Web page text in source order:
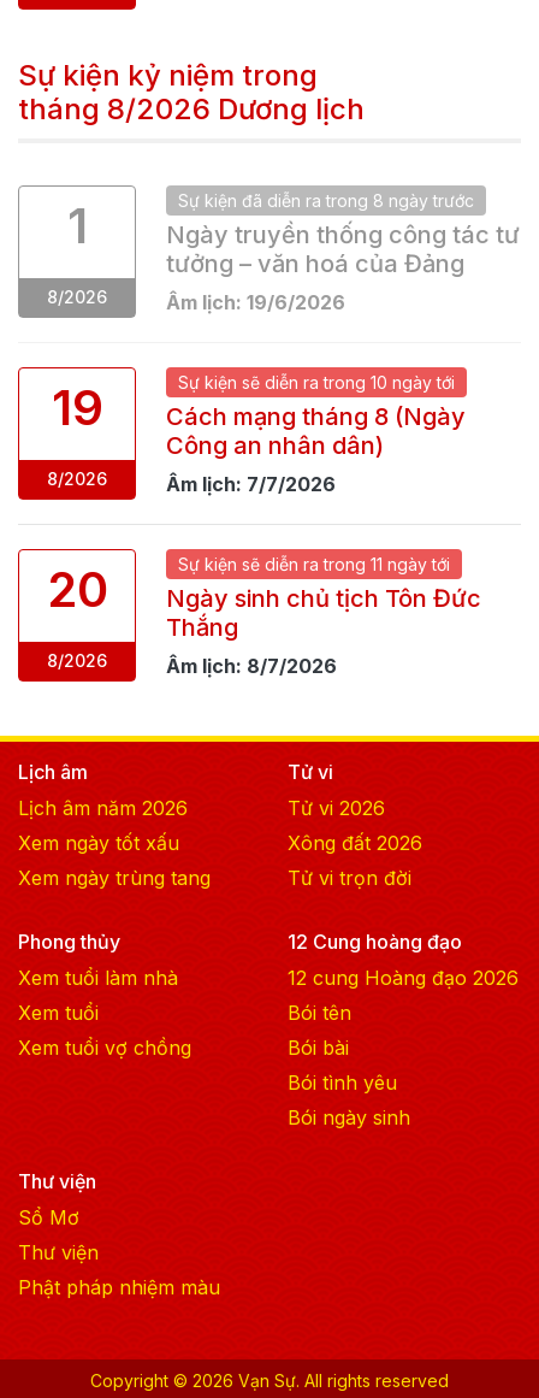
Sự kiện kỷ niệm trong
tháng 8/2026 Dương lịch
1
8/2026
Sự kiện đã diễn ra trong 8 ngày trước
Ngày truyền thống công tác tư
tưởng – văn hoá của Đảng
Âm lịch: 19/6/2026
19
8/2026
Sự kiện sẽ diễn ra trong 10 ngày tới
Cách mạng tháng 8 (Ngày
Công an nhân dân)
Âm lịch: 7/7/2026
20
8/2026
Sự kiện sẽ diễn ra trong 11 ngày tới
Ngày sinh chủ tịch Tôn Đức
Thắng
Âm lịch: 8/7/2026
Lịch âm
Lịch âm năm 2026
Xem ngày tốt xấu
Xem ngày trùng tang
Tử vi
Tử vi 2026
Xông đất 2026
Tử vi trọn đời
Phong thủy
Xem tuổi làm nhà
Xem tuổi
Xem tuổi vợ chồng
12 Cung hoàng đạo
12 cung Hoàng đạo 2026
Bói tên
Bói bài
Bói tình yêu
Bói ngày sinh
Thư viện
Sổ Mơ
Thư viện
Phật pháp nhiệm màu
Copyright © 2026 Vạn Sự. All rights reserved